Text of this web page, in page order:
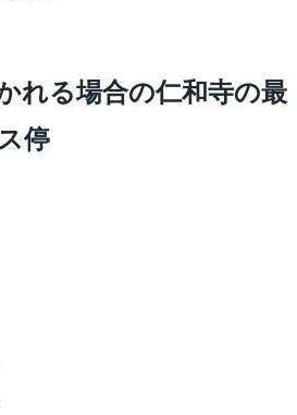
れる場合の仁和寺の最
停